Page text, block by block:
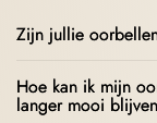
Zijn jullie
Hoe kan ik mijn
langer mooi